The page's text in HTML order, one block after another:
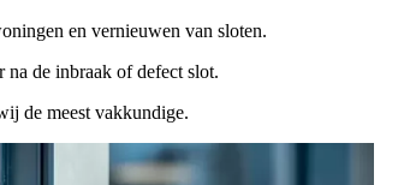
en vernieuwen van sloten.
de inbraak of defect slot.
de meest vakkundige.